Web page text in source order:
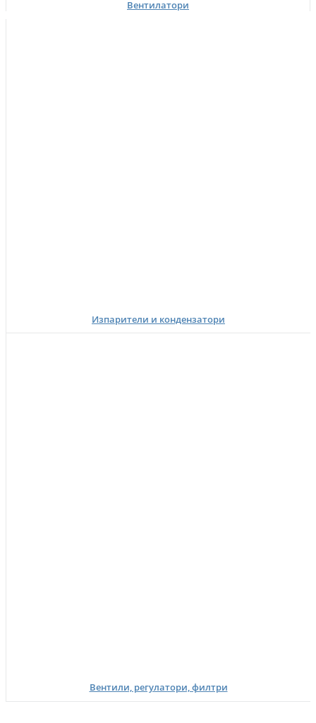
Вентилатори
Изпарители и кондензатори
Вентили, регулатори, филтри